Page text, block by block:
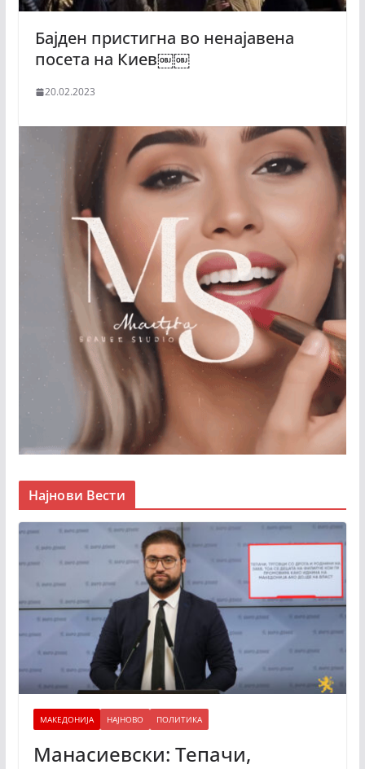
Бајден пристигна во ненајавена
посета на Киев￼￼
20.02.2023
Најнови Вести
МАКЕДОНИЈА НАЈНОВО ПОЛИТИКА
Манасиевски: Тепачи,